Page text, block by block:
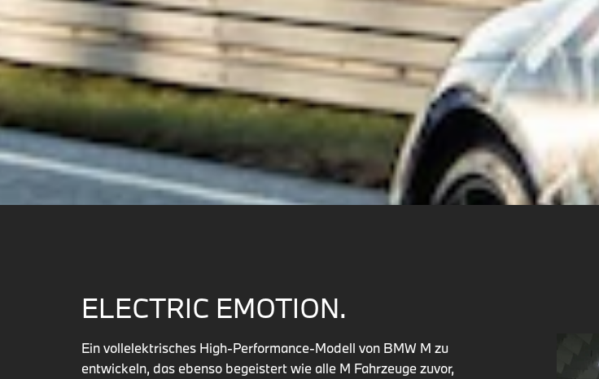
ELECTRIC EMOTION.
Ein vollelektrisches High-Performance-Modell von BMW M zu
entwickeln, das ebenso begeistert wie alle M Fahrzeuge zuvor,